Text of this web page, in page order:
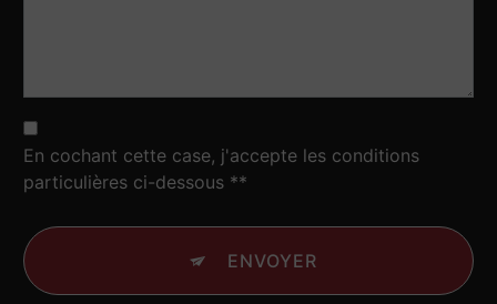
En cochant cette case, j'accepte les conditions
particulières ci-dessous **
ENVOYER